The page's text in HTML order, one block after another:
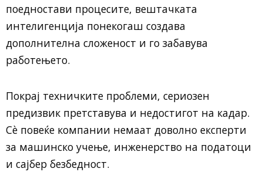
поедностави процесите, вештачката
интелигенција понекогаш создава
дополнителна сложеност и го забавува
работењето.
Покрај техничките проблеми, сериозен
предизвик претставува и недостигот на кадар.
Сè повеќе компании немаат доволно експерти
за машинско учење, инженерство на податоци
и сајбер безбедност.